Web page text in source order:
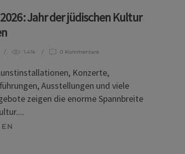
Jahr der jüdischen Kultur
1.41k 0 Kommentare
Konzerte,
Ausstellungen und viele
zeigen die enorme Spannbreite